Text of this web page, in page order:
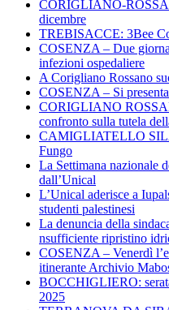
CORIGLIANO-
dicembre
TREBISACCE: 3Bee
COSENZA – Due
infezioni ospedaliere
A Corigliano Rossano
COSENZA – Si
CORIGLIANO
confronto sulla tutela
CAMIGLIATELLO
Fungo
La Settimana nazionale
dall’Unical
L’Unical aderisce a
studenti palestinesi
La denuncia della
nsufficiente ripristino
COSENZA – Venerdì
itinerante Archivio
BOCCHIGLIERO:
2025